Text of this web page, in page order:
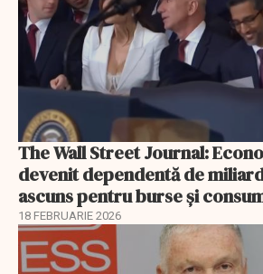
The Wall Street Journal:
devenit dependentă de
ascuns pentru burse și
18 FEBRUARIE 2026
EXCLUSIV